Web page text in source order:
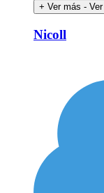
+ Ver más -
Nicoll